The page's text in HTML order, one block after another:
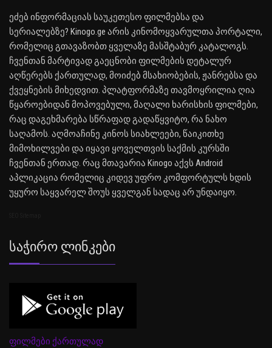
ეძებ ინფორმაციას საუკეთესო ფილმებსა და
სერიალებზე? Kinogo.ge არის კინომოყვარულთა პორტალი,
რომელიც გთავაზობთ ყველაზე მასშტაბურ კატალოგს.
ჩვენთან მარტივად გაეცნობი ფილმების დეტალურ
აღწერებს ქართულად, მოიძებ მსახიობების, ჟანრებსა და
ქვეყნების მიხედვით. პლატფორმაზე თავმოყრილია ღია
წყაროებიდან მოპოვებული, მაღალი ხარისხის ფილმები,
რაც დაგეხმარება სწრაფად გადაწყვიტო, რა ნახო
საღამოს. აღმოაჩინე კინოს სიახლეები, წაიკითხე
მიმოხილვები და იყავი ყოველთვის საქმის კურსში
ჩვენთან ერთად. რაც მთავარია Kinogo აქვს Android
აპლიკაცია რომელიც კიდევ უფრო კომფორტულს ხდის
უყურო საყვარელ შოუს ყველგან სადაც არ უნდაიყო.
Საჭირო Ლინკები
ფილმები ქართულად